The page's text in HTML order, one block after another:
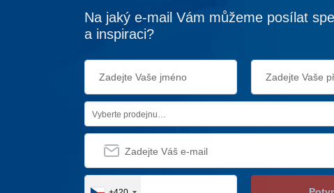
Na jaký e-mail Vám můžeme posílat
a inspiraci?
Vyberte prodejnu…